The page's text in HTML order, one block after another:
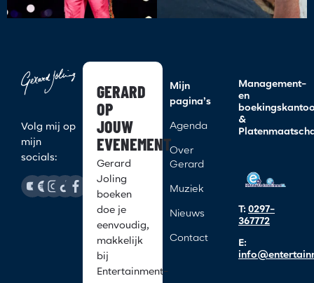
Volg mij op
mijn
socials:
Mijn
pagina’s
Agenda
Over
Gerard
Muziek
Nieuws
Contact
Management-
en
&
T: 0297-
367772
E:
GERARD
OP
JOUW
EVENEMENT
Gerard
Joling
boeken
doe je
eenvoudig,
makkelijk
bij
Entertainment-